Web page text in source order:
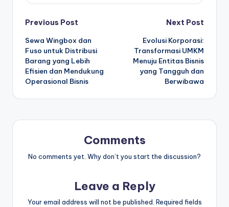
Post
navigation
Previous Post
Sewa Wingbox dan
Fuso untuk Distribusi
Barang yang Lebih
Efisien dan Mendukung
Operasional Bisnis
Next Post
Evolusi Korporasi:
Transformasi UMKM
Menuju Entitas Bisnis
yang Tangguh dan
Berwibawa
Comments
No comments yet. Why don’t you start the discussion?
Leave a Reply
Your email address will not be published. Required fields